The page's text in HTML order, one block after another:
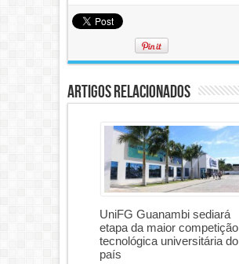
Artigos Relacionados
UniFG Guanambi sediará
etapa da maior competição
tecnológica universitária do
país